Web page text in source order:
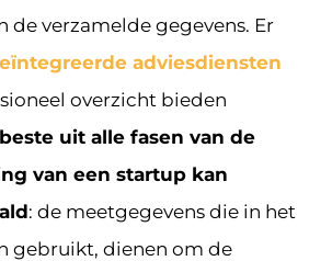
de verzamelde gegevens. Er
adviesdiensten
overzicht bieden
uit alle fasen van de
van een startup kan
: de meetgegevens die in het
gebruikt, dienen om de